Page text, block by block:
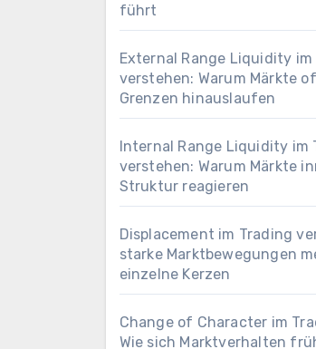
führt
External Range Liquidity im
verstehen: Warum Märkte
Grenzen hinauslaufen
Internal Range Liquidity im
verstehen: Warum Märkte
Struktur reagieren
Displacement im Trading
starke Marktbewegungen
einzelne Kerzen
Change of Character im
Wie sich Marktverhalten